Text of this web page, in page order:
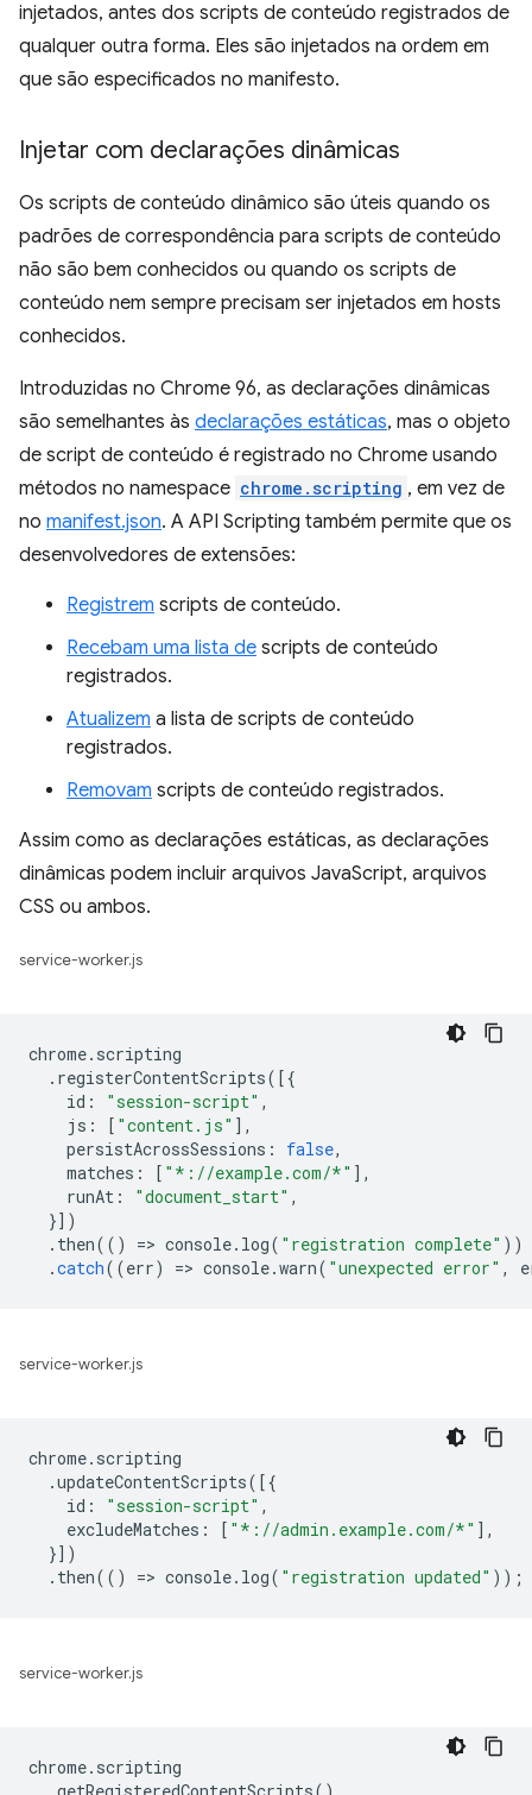
injetados, antes dos scripts de conteúdo registrados de
qualquer outra forma. Eles são injetados na ordem em
que são especificados no manifesto.
Injetar com declarações dinâmicas
Os scripts de conteúdo dinâmico são úteis quando os
padrões de correspondência para scripts de conteúdo
não são bem conhecidos ou quando os scripts de
conteúdo nem sempre precisam ser injetados em hosts
conhecidos.
Introduzidas no Chrome 96, as declarações dinâmicas
são semelhantes às declarações estáticas, mas o objeto
de script de conteúdo é registrado no Chrome usando
métodos no namespace chrome.scripting , em vez de
no manifest.json. A API Scripting também permite que os
desenvolvedores de extensões:
Registrem scripts de conteúdo.
Recebam uma lista de scripts de conteúdo
registrados.
Atualizem a lista de scripts de conteúdo
registrados.
Removam scripts de conteúdo registrados.
Assim como as declarações estáticas, as declarações
dinâmicas podem incluir arquivos JavaScript, arquivos
CSS ou ambos.
service-worker.js
chrome. scripting
. registerContentScripts([{
id : "session-script" ,
js : [ "content.js" ],
persistAcrossSessions : false,
matches : [ "*://example.com/*" ],
runAt : "document_start" ,
}])
. then(() => console. log( "registration complete" ))
.catch((err) => console.warn( "unexpected error" ,
service-worker.js
chrome. scripting
.updateContentScripts([{
id : "session-script" ,
excludeMatches : [ "*://admin.example.com/*" ],
}])
. then(() => console. log( "registration updated" ));
service-worker.js
chrome. scripting